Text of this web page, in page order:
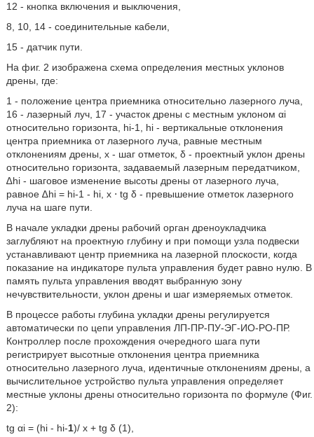
12 - кнопка включения и выключения,
8, 10, 14 - соединительные кабели,
15 - датчик пути.
На фиг. 2 изображена схема определения местных уклонов
дрены, где:
1 - положение центра приемника относительно лазерного луча,
16 - лазерный луч, 17 - участок дрены с местным уклоном αi
относительно горизонта, hi-1, hi - вертикальные отклонения
центра приемника от лазерного луча, равные местным
отклонениям дрены, x - шаг отметок, δ - проектный уклон дрены
относительно горизонта, задаваемый лазерным передатчиком,
∆hi - шаговое изменение высоты дрены от лазерного луча,
равное ∆hi = hi-1 - hi, x ⋅ tg δ - превышение отметок лазерного
луча на шаге пути.
В начале укладки дрены рабочий орган дреноукладчика
заглубляют на проектную глубину и при помощи узла подвески
устанавливают центр приемника на лазерной плоскости, когда
показание на индикаторе пульта управления будет равно нулю. В
память пульта управления вводят выбранную зону
нечувствительности, уклон дрены и шаг измеряемых отметок.
В процессе работы глубина укладки дрены регулируется
автоматически по цепи управления ЛП-ПР-ПУ-ЭГ-ИО-РО-ПР.
Контроллер после прохождения очередного шага пути
регистрирует высотные отклонения центра приемника
относительно лазерного луча, идентичные отклонениям дрены, а
вычислительное устройство пульта управления определяет
местные уклоны дрены относительно горизонта по формуле (Фиг.
2):
tg αi = (hi - hi-1)/ х + tg δ (1),